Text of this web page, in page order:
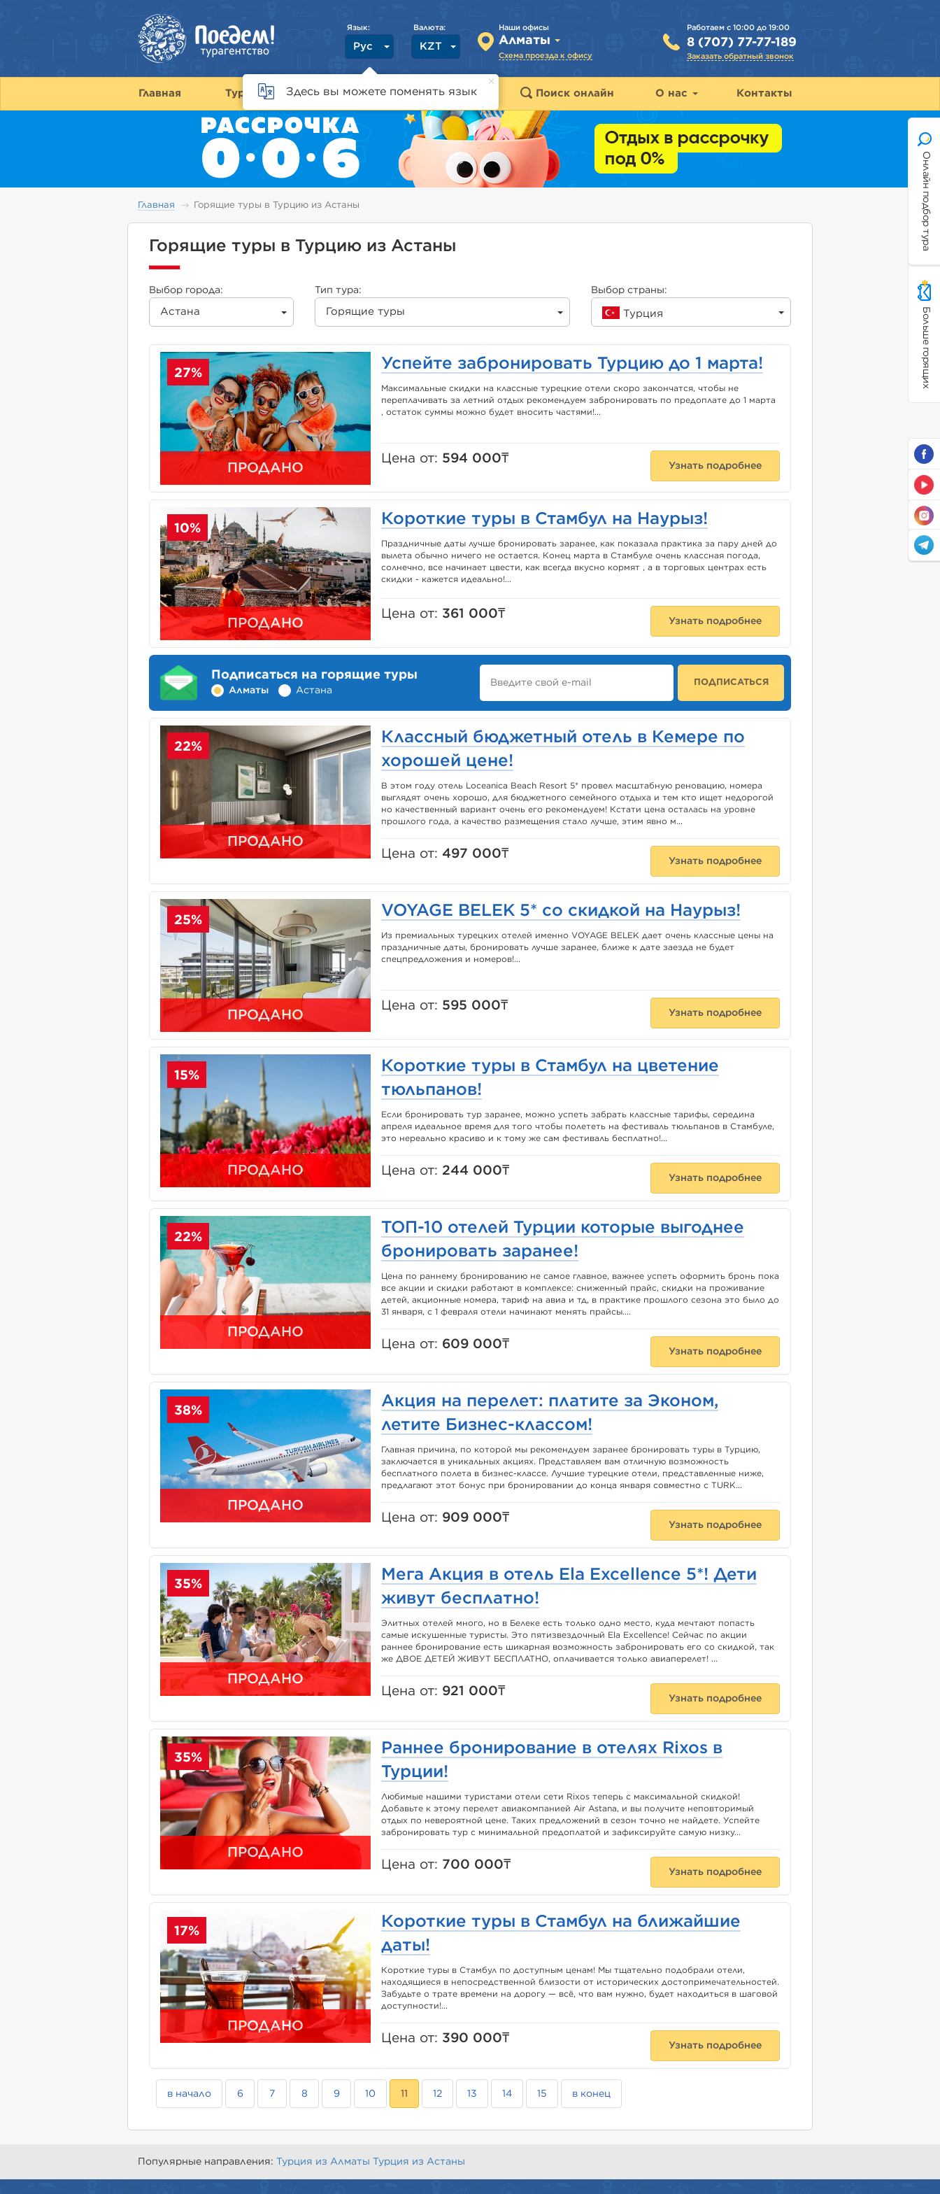
Работаем с 10:00 до 19:00
8 (707) 77-77-189
Заказать обратный звонок
Наши офисы
Алматы
Схема проезда к офису
Валюта:
KZT
Язык:
Рус
Здесь вы можете поменять язык
Главная Туры Страны Горящие туры Поиск онлайн О нас Контакты
Онлайн подбор тура
Больше горящих
Главная Горящие туры в Турцию из Астаны
Горящие туры в Турцию из Астаны
Выбор города:
Астана
Тип тура:
Горящие туры
Выбор страны:
Турция
27%
ПРОДАНО
Успейте забронировать Турцию до 1 марта!
Максимальные скидки на классные турецкие отели скоро закончатся, чтобы не
переплачивать за летний отдых рекомендуем забронировать по предоплате до 1 марта
, остаток суммы можно будет вносить частями!...
Цена от: 594 000₸
Узнать подробнее
10%
ПРОДАНО
Короткие туры в Стамбул на Наурыз!
Праздничные даты лучше бронировать заранее, как показала практика за пару дней до
вылета обычно ничего не остается. Конец марта в Стамбуле очень классная погода,
солнечно, все начинает цвести, как всегда вкусно кормят , а в торговых центрах есть
скидки - кажется идеально!...
Цена от: 361 000₸
Узнать подробнее
Подписаться на горящие туры
Алматы Астана
ПОДПИСАТЬСЯ
22%
ПРОДАНО
Классный бюджетный отель в Кемере по
хорошей цене!
В этом году отель Loceanica Beach Resort 5* провел масштабную реновацию, номера
выглядят очень хорошо, для бюджетного семейного отдыха и тем кто ищет недорогой
но качественный вариант очень его рекомендуем! Кстати цена осталась на уровне
прошлого года, а качество размещения стало лучше, этим явно м...
Цена от:497 000₸
Узнать подробнее
25%
ПРОДАНО
VOYAGE BELEK 5* со скидкой на Наурыз!
Из премиальных турецких отелей именно VOYAGE BELEK дает очень классные цены на
праздничные даты, бронировать лучше заранее, ближе к дате заезда не будет
спецпредложения и номеров!...
Цена от: 595 000₸
Узнать подробнее
15%
ПРОДАНО
Короткие туры в Стамбул на цветение
тюльпанов!
Если бронировать тур заранее, можно успеть забрать классные тарифы, середина
апреля идеальное время для того чтобы полететь на фестиваль тюльпанов в Стамбуле,
это нереально красиво и к тому же сам фестиваль бесплатно!...
Цена от: 244 000₸
Узнать подробнее
22%
ПРОДАНО
ТОП-10 отелей Турции которые выгоднее
бронировать заранее!
Цена по раннему бронированию не самое главное, важнее успеть оформить бронь пока
все акции и скидки работают в комплексе: сниженный прайс, скидки на проживание
детей, акционные номера, тариф на авиа и тд, в практике прошлого сезона это было до
31 января, с 1 февраля отели начинают менять прайсы....
Цена от: 609 000₸
Узнать подробнее
38%
ПРОДАНО
Акция на перелет: платите за Эконом,
летите Бизнес-классом!
Главная причина, по которой мы рекомендуем заранее бронировать туры в Турцию,
заключается в уникальных акциях. Представляем вам отличную возможность
бесплатного полета в бизнес-классе. Лучшие турецкие отели, представленные ниже,
предлагают этот бонус при бронировании до конца января совместно с TURK...
Цена от: 909 000₸
Узнать подробнее
35%
ПРОДАНО
Мега Акция в отель Ela Excellence 5*! Дети
живут бесплатно!
Элитных отелей много, но в Белеке есть только одно место, куда мечтают попасть
самые искушенные туристы. Это пятизвездочный Ela Excellence! Сейчас по акции
раннее бронирование есть шикарная возможность забронировать его со скидкой, так
же ДВОЕ ДЕТЕЙ ЖИВУТ БЕСПЛАТНО, оплачивается только авиаперелет! ...
Цена от: 921 000₸
Узнать подробнее
35%
ПРОДАНО
Раннее бронирование в отелях Rixos в
Турции!
Любимые нашими туристами отели сети Rixos теперь с максимальной скидкой!
Добавьте к этому перелет авиакомпанией Air Astana, и вы получите неповторимый
отдых по невероятной цене. Таких предложений в сезон точно не найдете. Успейте
забронировать тур с минимальной предоплатой и зафиксируйте самую низку...
Цена от: 700 000₸
Узнать подробнее
17%
ПРОДАНО
Короткие туры в Стамбул на ближайшие
даты!
Короткие туры в Стамбул по доступным ценам! Мы тщательно подобрали отели,
находящиеся в непосредственной близости от исторических достопримечательностей.
Забудьте о трате времени на дорогу — всё, что вам нужно, будет находиться в шаговой
доступности!...
Цена от: 390 000₸
Узнать подробнее
в начало 6 7 8 9 10 11 12 13 14 15 в конец
Популярные направления: Турция из Алматы Турция из Астаны